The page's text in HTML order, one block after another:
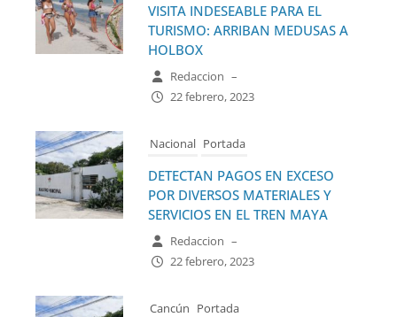
VISITA INDESEABLE PARA EL
TURISMO: ARRIBAN MEDUSAS A
HOLBOX
Redaccion –
22 febrero, 2023
Nacional Portada
DETECTAN PAGOS EN EXCESO
POR DIVERSOS MATERIALES Y
SERVICIOS EN EL TREN MAYA
Redaccion –
22 febrero, 2023
Cancún Portada